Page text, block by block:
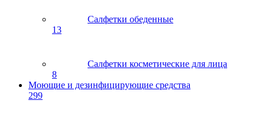
Салфетки обеденные
13
Салфетки косметические для лица
8
Моющие и дезинфицирующие средства
299